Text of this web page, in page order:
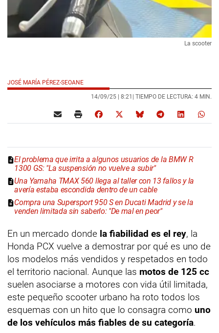
La scooter
JOSÉ MARÍA PÉREZ-SEOANE
14/09/25 | 8:21 | TIEMPO DE LECTURA: 4 MIN.
El problema que irrita a algunos usuarios de la BMW R
1300 GS: "La suspensión no vuelve a subir"
Una Yamaha TMAX 560 llega al taller con 13 fallos y la
avería estaba escondida dentro de un cable
Compra una Supersport 950 S en Ducati Madrid y se la
venden limitada sin saberlo: "De mal en peor"
En un mercado donde la fiabilidad es el rey, la
Honda PCX vuelve a demostrar por qué es uno de
los modelos más vendidos y respetados en todo
el territorio nacional. Aunque las motos de 125 cc
suelen asociarse a motores con vida útil limitada,
este pequeño scooter urbano ha roto todos los
esquemas con un hito que lo consagra como uno
de los vehículos más fiables de su categoría.